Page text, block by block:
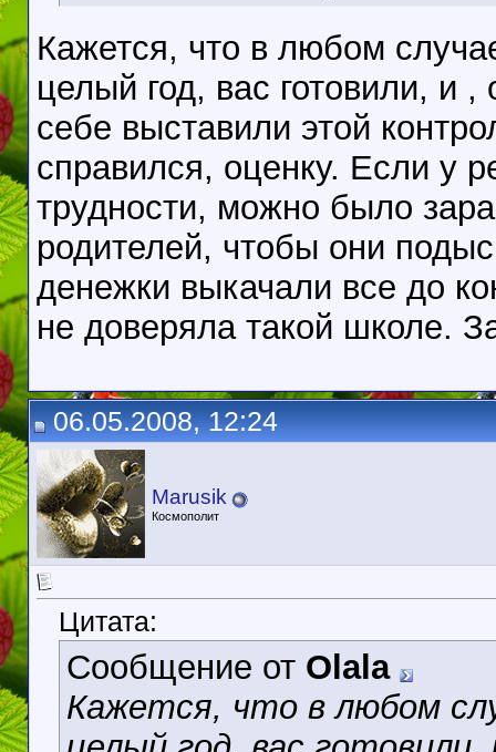
Кажется, что в любом
целый год, вас готовили, и
себе выставили этой
справился, оценку. Если у
трудности, можно было
родителей, чтобы они
денежки выкачали все до
не доверяла такой школе.
06.05.2008, 12:24
Marusik
Космополит
Цитата:
Сообщение от Olala
Кажется, что в любом